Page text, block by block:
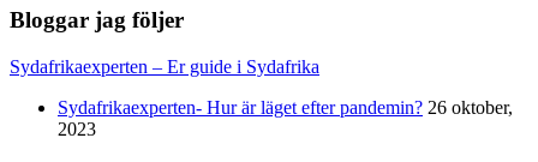
Bloggar jag följer
Sydafrikaexperten – Er guide i Sydafrika
Sydafrikaexperten- Hur är läget efter pandemin? 26 oktober,
2023